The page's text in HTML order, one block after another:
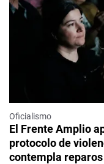
Oficialismo
El Frente Amplio
protocolo de
contempla